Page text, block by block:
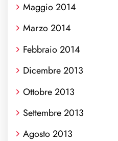
Maggio 2014
Marzo 2014
Febbraio 2014
Dicembre 2013
Ottobre 2013
Settembre 2013
Agosto 2013